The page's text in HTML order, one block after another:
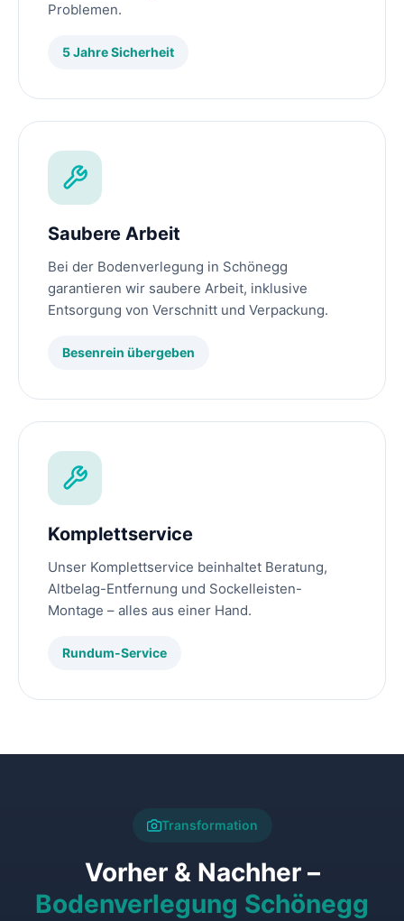
Problemen.
5 Jahre Sicherheit
Saubere Arbeit
Bei der Bodenverlegung in Schönegg
garantieren wir saubere Arbeit, inklusive
Entsorgung von Verschnitt und Verpackung.
Besenrein übergeben
Komplettservice
Unser Komplettservice beinhaltet Beratung,
Altbelag-Entfernung und Sockelleisten-
Montage – alles aus einer Hand.
Rundum-Service
Transformation
Vorher & Nachher –
Bodenverlegung Schönegg